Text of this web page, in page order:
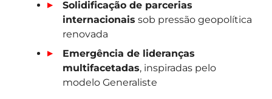
Solidificação de parcerias
internacionais sob pressão geopolítica
renovada
Emergência de lideranças
multifacetadas, inspiradas pelo
modelo Generaliste